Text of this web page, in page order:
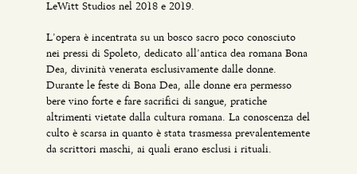
LeWitt Studios nel 2018 e 2019.
L’opera è incentrata su un bosco sacro poco conosciuto
nei pressi di Spoleto, dedicato all’antica dea romana Bona
Dea, divinità venerata esclusivamente dalle donne.
Durante le feste di Bona Dea, alle donne era permesso
bere vino forte e fare sacrifici di sangue, pratiche
altrimenti vietate dalla cultura romana. La conoscenza del
culto è scarsa in quanto è stata trasmessa prevalentemente
da scrittori maschi, ai quali erano esclusi i rituali.